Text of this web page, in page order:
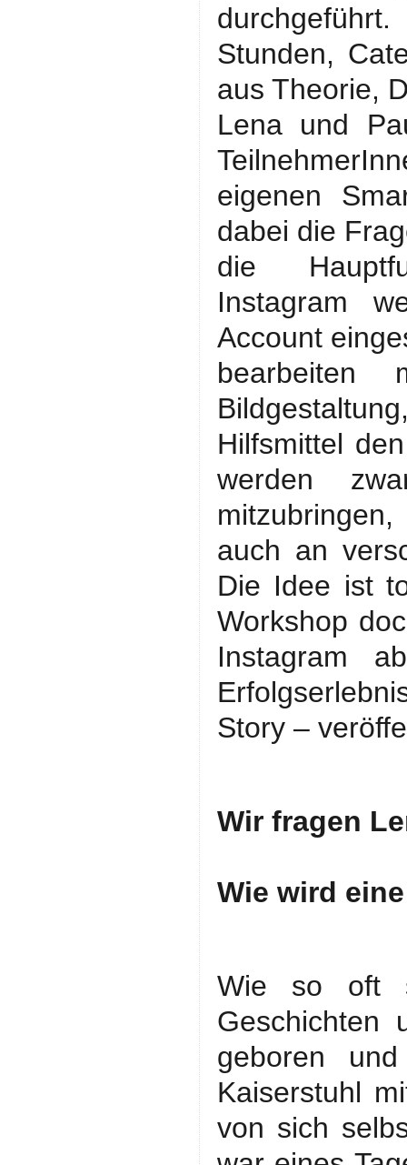
Stunden,
aus Theorie,
Lena und
eigenen
dabei die
die
Instagram
Account
bearbeiten
Hilfsmittel
werden
auch an
Die Idee ist
Workshop
Instagram
Story –
Wir fragen
Wie wird
Wie so oft
Geschichten
geboren
Kaiserstuhl
von sich